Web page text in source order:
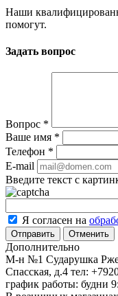
Наши
помогут.
Задать вопрос
Вопрос *
Ваше имя *
Телефон *
E-mail
Введите текст с
Я согласен на
Отменить
Дополнительно
М-н №1 Сударушка
Спасская, д.4 тел:
график работы: будни